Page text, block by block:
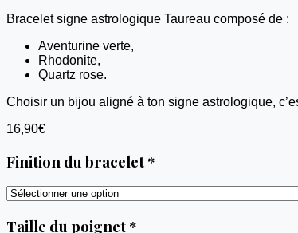
Bracelet signe astrologique Taureau composé de :
Aventurine verte,
Rhodonite,
Quartz rose.
Choisir un bijou aligné à ton signe astrologique,
16,90€
Finition du bracelet *
Taille du poignet *